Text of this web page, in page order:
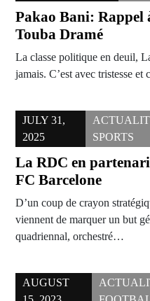
Pakao Bani: Rappel
Touba Dramé
La classe politique en deuil,
jamais. C’est avec tristesse
JULY 31,
2025
SPORTS
La RDC en
FC Barcelone
D’un coup de crayon
viennent de marquer un but
quadriennal, orchestré…
AUGUST